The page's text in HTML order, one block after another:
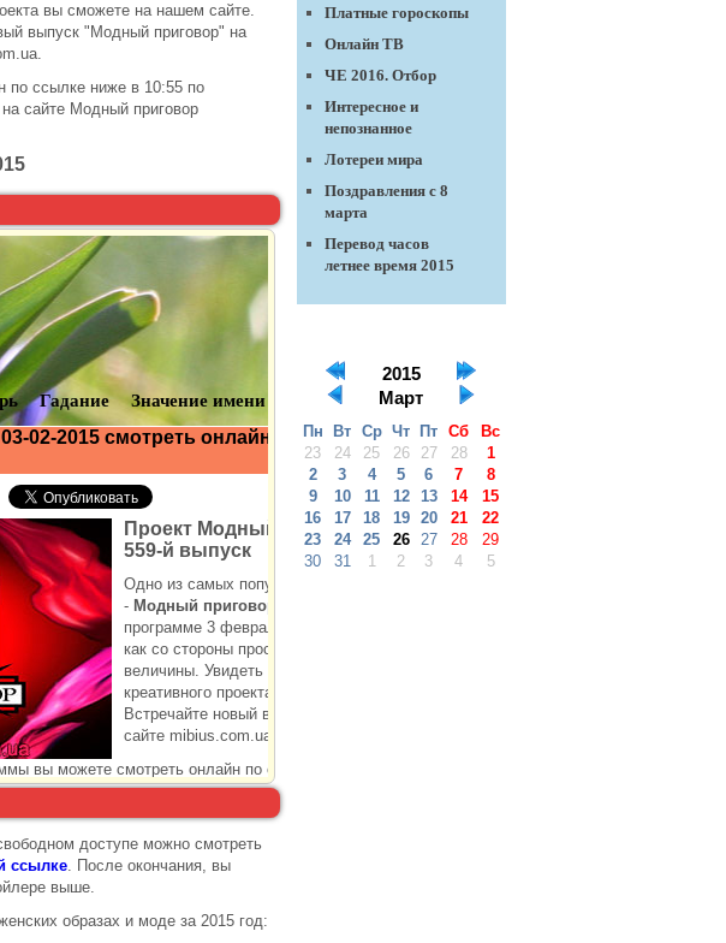
вы сможете на нашем сайте.
выпуск "Модный приговор" на
по ссылке ниже в 10:55 по
сайте Модный приговор
свободном доступе можно смотреть
ссылке . После окончания, вы
выше.
образах и моде за 2015 год:
Платные гороскопы
Онлайн ТВ
ЧЕ 2016. Отбор
Интересное и
непознанное
Лотереи мира
Поздравления с 8
марта
Перевод часов
летнее время 2015
2015
Март
Пн Вт Ср Чт Пт Сб
Вс
23
24 25 26 27 28
1
2
3 4 5 6 7
8
9
10 11 12 13 14
15
16
17 18 19 20 21
22
23
24 25 26 27 28
29
30
31 1 2 3 4 5